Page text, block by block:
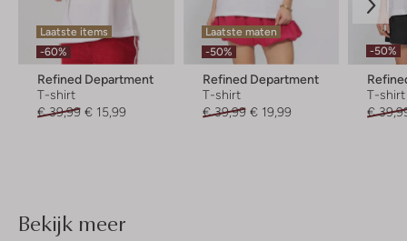
Laatste items
-60%
Refined Department
T-shirt
€ 39,99 € 15,99
Laatste maten
-50%
Refined Department
T-shirt
€ 39,99 € 19,99
-50%
T-shirt
€
Bekijk meer